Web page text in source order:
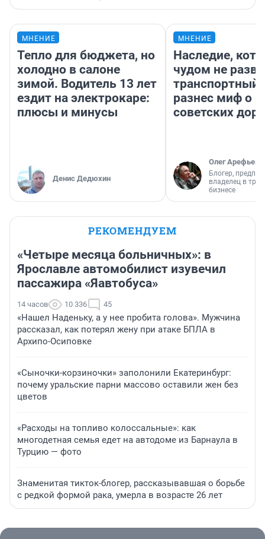
МНЕНИЕ
Тепло для бюджета, но
холодно в салоне
зимой. Водитель 13 лет
ездит на электрокаре:
плюсы и минусы
Денис Дедюхин
МНЕНИЕ
Наследие,
чудом не
транспортный
разнес миф о
советских
Олег Арефьев
Блогер,
владелец в
бизнесе
РЕКОМЕНДУЕМ
«Четыре месяца больничных»: в
Ярославле автомобилист изувечил
пассажира «Яавтобуса»
14 часов 10 336 45
«Нашел Наденьку, а у нее пробита голова». Мужчина
рассказал, как потерял жену при атаке БПЛА в
Архипо-Осиповке
«Сыночки-корзиночки» заполонили Екатеринбург:
почему уральские парни массово оставили жен без
цветов
«Расходы на топливо колоссальные»: как
многодетная семья едет на автодоме из Барнаула в
Турцию — фото
Знаменитая тикток-блогер, рассказывавшая о борьбе
с редкой формой рака, умерла в возрасте 26 лет